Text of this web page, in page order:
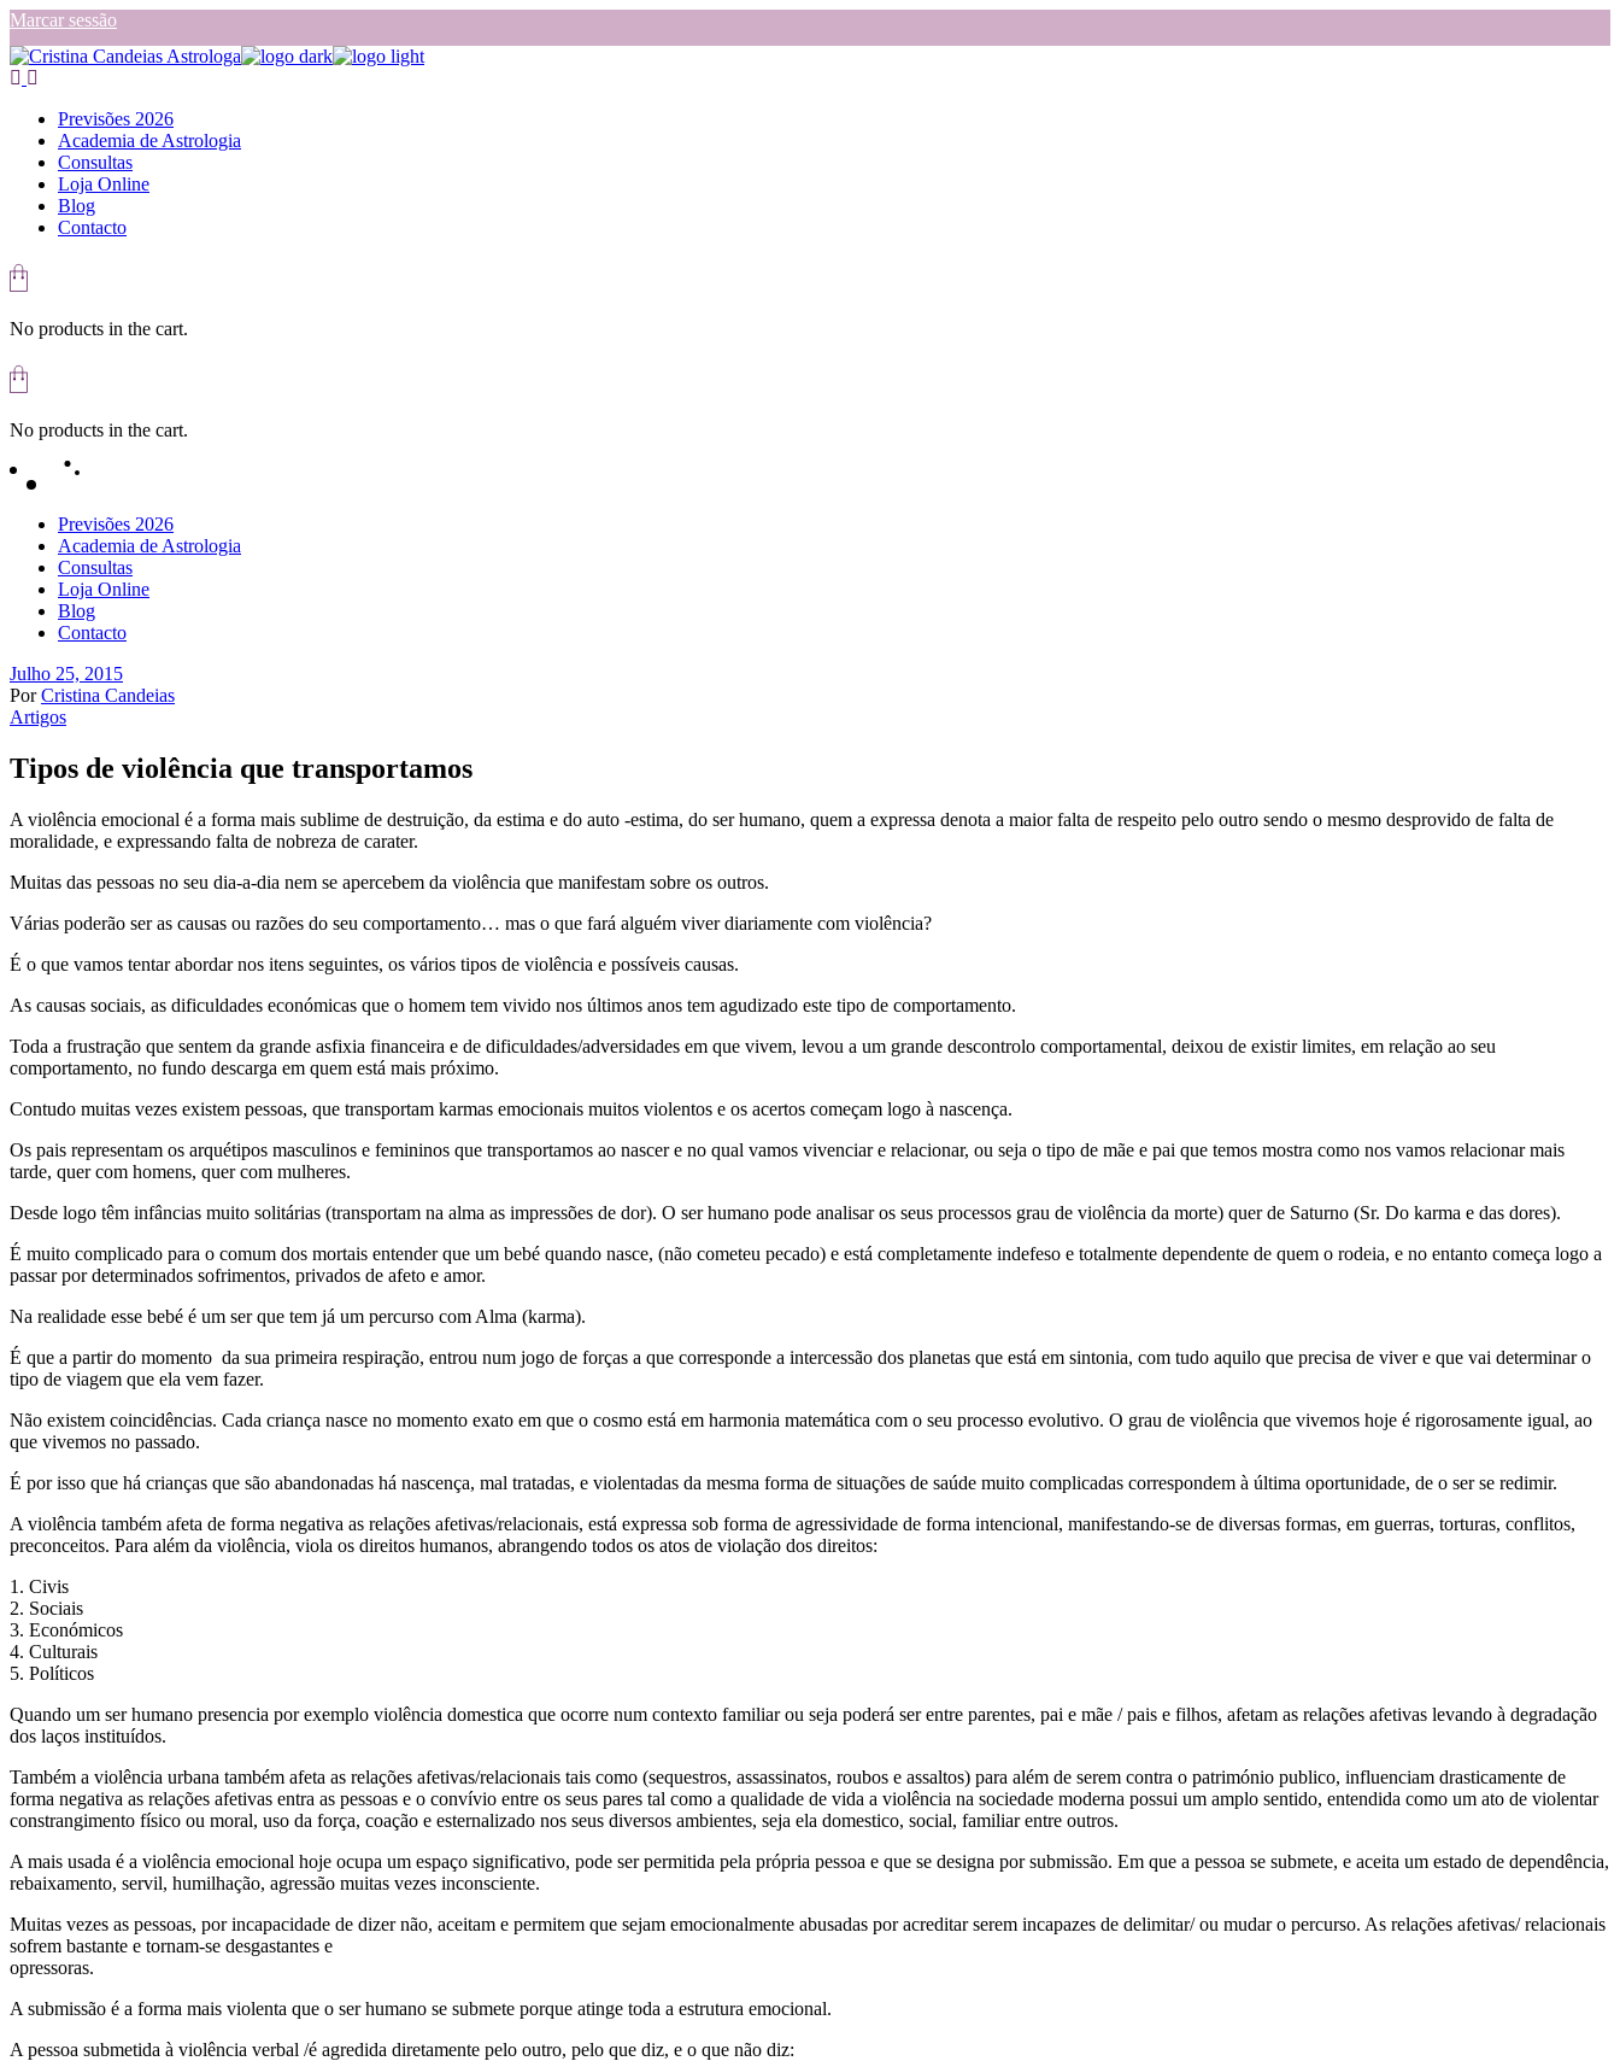
Skip
the
content
Marcar sessão
Previsões 2026
Academia de Astrologia
Consultas
Loja Online
Blog
Contacto
No products in the cart.
No products in the cart.
Previsões 2026
Academia de Astrologia
Consultas
Loja Online
Blog
Contacto
Julho 25, 2015
Por Cristina Candeias
Artigos
Tipos de violência que transportamos
A violência emocional é a forma mais sublime de destruição, da estima e do auto -estima, do ser humano, quem a expressa denota a maior falta de respeito pelo outro sendo o mesmo desprovido de falta de
moralidade, e expressando falta de nobreza de carater.
Muitas das pessoas no seu dia-a-dia nem se apercebem da violência que manifestam sobre os outros.
Várias poderão ser as causas ou razões do seu comportamento… mas o que fará alguém viver diariamente com violência?
É o que vamos tentar abordar nos itens seguintes, os vários tipos de violência e possíveis causas.
As causas sociais, as dificuldades económicas que o homem tem vivido nos últimos anos tem agudizado este tipo de comportamento.
Toda a frustração que sentem da grande asfixia financeira e de dificuldades/adversidades em que vivem, levou a um grande descontrolo comportamental, deixou de existir limites, em relação ao seu
comportamento, no fundo descarga em quem está mais próximo.
Contudo muitas vezes existem pessoas, que transportam karmas emocionais muitos violentos e os acertos começam logo à nascença.
Os pais representam os arquétipos masculinos e femininos que transportamos ao nascer e no qual vamos vivenciar e relacionar, ou seja o tipo de mãe e pai que temos mostra como nos vamos relacionar mais
tarde, quer com homens, quer com mulheres.
Desde logo têm infâncias muito solitárias (transportam na alma as impressões de dor). O ser humano pode analisar os seus processos grau de violência da morte) quer de Saturno (Sr. Do karma e das dores).
É muito complicado para o comum dos mortais entender que um bebé quando nasce, (não cometeu pecado) e está completamente indefeso e totalmente dependente de quem o rodeia, e no entanto começa logo a
passar por determinados sofrimentos, privados de afeto e amor.
Na realidade esse bebé é um ser que tem já um percurso com Alma (karma).
É que a partir do momento da sua primeira respiração, entrou num jogo de forças a que corresponde a intercessão dos planetas que está em sintonia, com tudo aquilo que precisa de viver e que vai determinar o
tipo de viagem que ela vem fazer.
Não existem coincidências. Cada criança nasce no momento exato em que o cosmo está em harmonia matemática com o seu processo evolutivo. O grau de violência que vivemos hoje é rigorosamente igual, ao
que vivemos no passado.
É por isso que há crianças que são abandonadas há nascença, mal tratadas, e violentadas da mesma forma de situações de saúde muito complicadas correspondem à última oportunidade, de o ser se redimir.
A violência também afeta de forma negativa as relações afetivas/relacionais, está expressa sob forma de agressividade de forma intencional, manifestando-se de diversas formas, em guerras, torturas, conflitos,
preconceitos. Para além da violência, viola os direitos humanos, abrangendo todos os atos de violação dos direitos:
1. Civis
2. Sociais
3. Económicos
4. Culturais
5. Políticos
Quando um ser humano presencia por exemplo violência domestica que ocorre num contexto familiar ou seja poderá ser entre parentes, pai e mãe / pais e filhos, afetam as relações afetivas levando à degradação
dos laços instituídos.
Também a violência urbana também afeta as relações afetivas/relacionais tais como (sequestros, assassinatos, roubos e assaltos) para além de serem contra o património publico, influenciam drasticamente de
forma negativa as relações afetivas entra as pessoas e o convívio entre os seus pares tal como a qualidade de vida a violência na sociedade moderna possui um amplo sentido, entendida como um ato de violentar
constrangimento físico ou moral, uso da força, coação e esternalizado nos seus diversos ambientes, seja ela domestico, social, familiar entre outros.
A mais usada é a violência emocional hoje ocupa um espaço significativo, pode ser permitida pela própria pessoa e que se designa por submissão. Em que a pessoa se submete, e aceita um estado de dependência,
rebaixamento, servil, humilhação, agressão muitas vezes inconsciente.
Muitas vezes as pessoas, por incapacidade de dizer não, aceitam e permitem que sejam emocionalmente abusadas por acreditar serem incapazes de delimitar/ ou mudar o percurso. As relações afetivas/ relacionais
sofrem bastante e tornam-se desgastantes e
opressoras.
A submissão é a forma mais violenta que o ser humano se submete porque atinge toda a estrutura emocional.
A pessoa submetida à violência verbal /é agredida diretamente pelo outro, pelo que diz, e o que não diz: